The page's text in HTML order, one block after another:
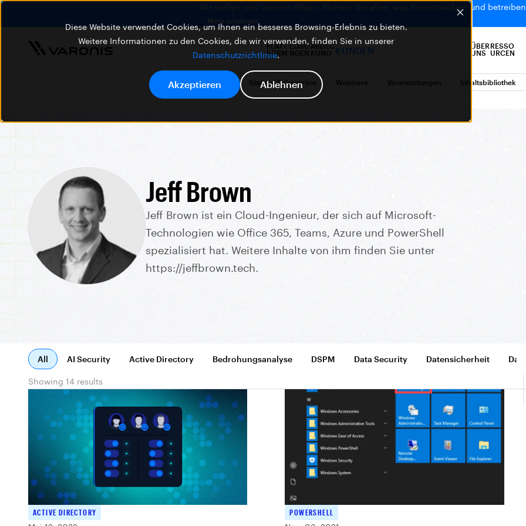
Diese Website verwendet Cookies, um Ihnen ein besseres Browsing-Erlebnis zu bieten.
Weitere Informationen zu den Cookies, die wir verwenden, finden Sie in unserer
Datenschutzrichtlinie.
Akzeptieren Ablehnen
Wir stellen vor: Varonis Atlas – Sichern Sie alles, was Sie entwickeln und
Mehr erfahren
PLATT
FORM
LÖSU
NGEN
ABDEC
KUNG
KUNDEN
ÜBER
UNS
RESSO
URCEN
Blog State of Cybercrime Webinare Veranstaltungen Inhaltsbibliothek
Jeff Brown
Jeff Brown ist ein Cloud-Ingenieur, der sich auf Microsoft-
Technologien wie Office 365, Teams, Azure und PowerShell
spezialisiert hat. Weitere Inhalte von ihm finden Sie unter
https://jeffbrown.tech.
All AI Security Active Directory Bedrohungsanalyse DSPM Data Security Datensicherheit
Showing 14 results
ACTIVE DIRECTORY
POWERSHELL